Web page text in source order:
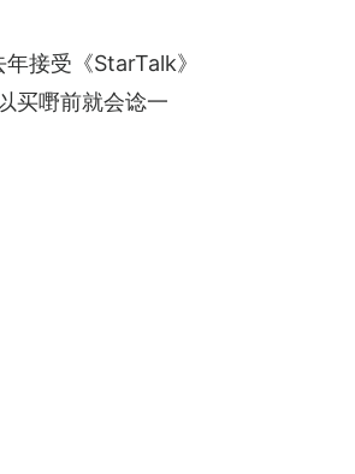
接受《StarTalk》
买嘢前就会谂一